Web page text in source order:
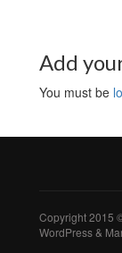
Add
You must be
Copyright 2015
WordPress &